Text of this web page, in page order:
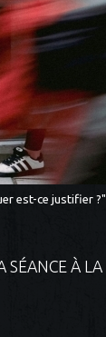
est-ce justifier ?"
SÉANCE À LA